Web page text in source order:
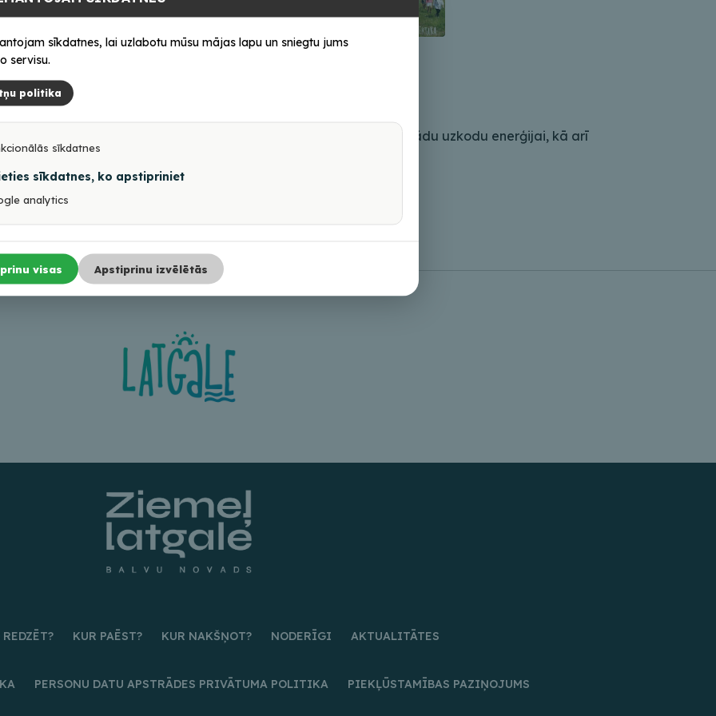
muzejā.
anketu
rakstot uz turisms@balvi.lv
fizisko sagatavotību dalībai pārgājienā. Līdzi ņemiet ūdeni un kādu uzkodu enerģijai, kā arī
dabā!
vajadzībām.
REDZĒT? KUR PAĒST? KUR NAKŠŅOT? NODERĪGI AKTUALITĀTES
PERSONU DATU APSTRĀDES PRIVĀTUMA POLITIKA PIEKĻŪSTAMĪBAS PAZIŅOJUMS
sīkdatnes, lai uzlabotu mūsu mājas lapu un sniegtu jums
servisu.
politika
sīkdatnes
sīkdatnes, ko apstipriniet
analytics
visas Apstiprinu izvēlētās